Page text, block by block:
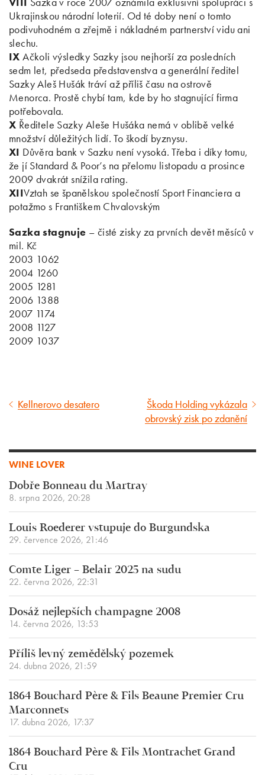
Ukrajinskou národní loterií. Od té doby není o tomto
podivuhodném a zřejmě i nákladném partnerství vidu ani
slechu.
IXAčkoli výsledky Sazky jsou nejhorší za posledních
sedm let, předseda představenstva a generální ředitel
Sazky Aleš Hušák tráví až příliš času na ostrově
Menorca. Prostě chybí tam, kde by ho stagnující firma
potřebovala.
X Ředitele Sazky Aleše Hušáka nemá v oblibě velké
množství důležitých lidí. To škodí byznysu.
XI Důvěra bank v Sazku není vysoká. Třeba i díky tomu,
že jí Standard & Poor’s na přelomu listopadu a prosince
2009 dvakrát snížila rating.
XIIVztah se španělskou společností Sport Financiera a
potažmo s Františkem Chvalovským
Sazka stagnuje – čisté zisky za prvních devět měsíců v
mil. Kč
2003 1062
2004 1260
2005 1281
2006 1388
2007 1174
2008 1127
2009 1037
Předcházející
Kellnerovo desatero
Následující
článek
Škoda Holding vykázala
obrovský zisk po zdanění
WINE LOVER
Dobře Bonneau du Martray
8. srpna 2026, 20:28
Louis Roederer vstupuje do Burgundska
29. července 2026, 21:46
Comte Liger – Belair 2025 na sudu
22. června 2026, 22:31
Dosáž nejlepších champagne 2008
14. června 2026, 13:53
Příliš levný zemědělský pozemek
24. dubna 2026, 21:59
1864 Bouchard Père & Fils Beaune Premier Cru
Marconnets
17. dubna 2026, 17:37
1864 Bouchard Père & Fils Montrachet Grand
Cru